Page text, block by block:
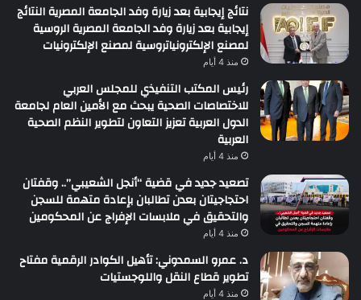
نتائج إيجابية بعد زيارة وفد الجامعة المصرية النتائج
إيجابية بعد زيارة وفد الجامعة المصرية الروسية
لمصنع الإلكترونياتروسية لمصنع الإلكترونيات
منذ 4 أيام
رئيس المكتب التنفيذي للمجلس العربي
للاختصاصات الصحية يبحث مع الأمين العام لجامعة
الدول العربية تعزيز التعاون لتطوير النظم الصحية
العربية
منذ 4 أيام
تصعيد جديد في قضية “أنجل الشعيبي”.. وقفتان
احتجاجيتان بعدن تطالبان بإعادة متهمة للسجن
والتحقيق في ملابسات الإفراج عن المحكومين
منذ 4 أيام
د. عمرو السمدوني: تأهيل الكوادر الرقمية مفتاح
تطوير قطاع النقل واللوجستيات
منذ 4 أيام